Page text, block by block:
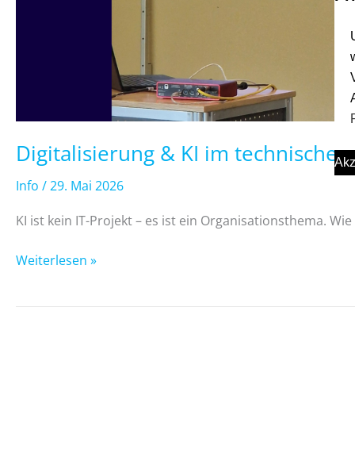
Digitalisierung & KI im technischen
Info /29. Mai 2026
KI ist kein IT-Projekt – es ist ein Organisationsthema.
Weiterlesen »